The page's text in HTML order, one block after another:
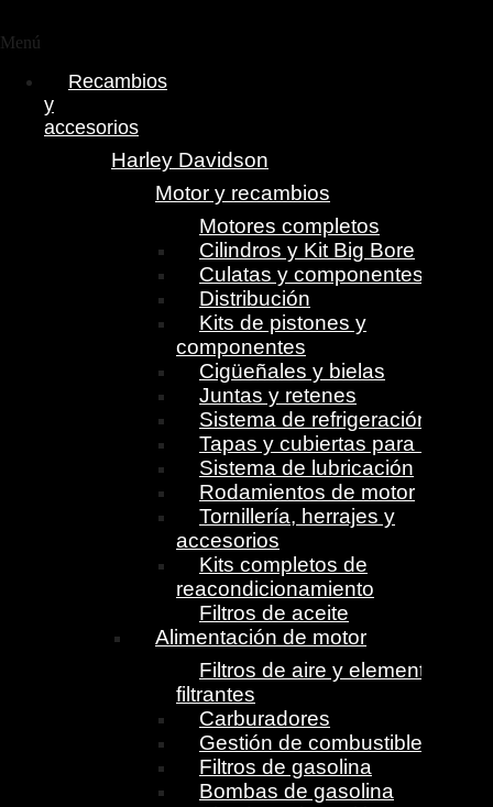
Menú
Recambios
y
accesorios
Harley Davidson
Motor y recambios
Motores completos
Cilindros y Kit Big Bore
Culatas y componentes
Distribución
Kits de pistones y
componentes
Cigüeñales y bielas
Juntas y retenes
Sistema de refrigeración
Tapas y cubiertas para motor
Sistema de lubricación
Rodamientos de motor
Tornillería, herrajes y
accesorios
Kits completos de
reacondicionamiento
Filtros de aceite
Alimentación de motor
Filtros de aire y elementos
filtrantes
Carburadores
Gestión de combustible
Filtros de gasolina
Bombas de gasolina